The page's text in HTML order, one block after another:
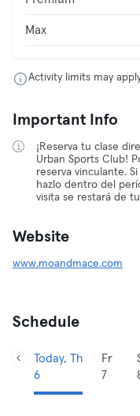
Max
Activity limits may
Important Info
¡Reserva tu clase
Urban Sports Club!
reserva vinculante.
hazlo dentro del
visita se restará de
Website
www.moandmace.com
Schedule
Today, Th
6
Fr
7